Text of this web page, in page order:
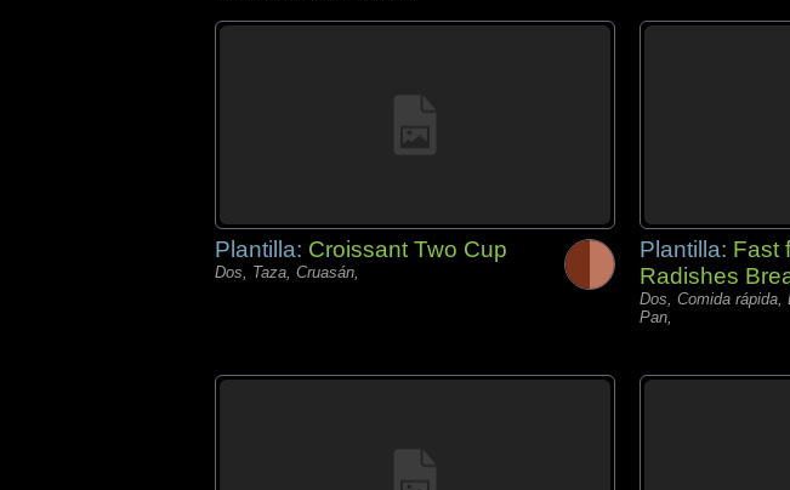
Plantilla: Croissant Two Cup
Dos, Taza, Cruasán,
Plantilla: Fast
Radishes
Dos, Comida rápida,
Pan,